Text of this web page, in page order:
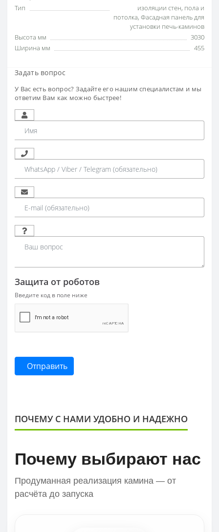
Тип
изоляции стен, пола и
потолка, Фасадная панель для
установки печь-каминов
Высота мм
3030
Ширина мм
455
Задать вопрос
У Вас есть вопрос? Задайте его нашим специалистам и мы
ответим Вам как можно быстрее!
Защита от роботов
Введите код в поле ниже
Отправить
ПОЧЕМУ С НАМИ УДОБНО И НАДЕЖНО
Почему выбирают нас
Продуманная реализация камина — от
расчёта до запуска